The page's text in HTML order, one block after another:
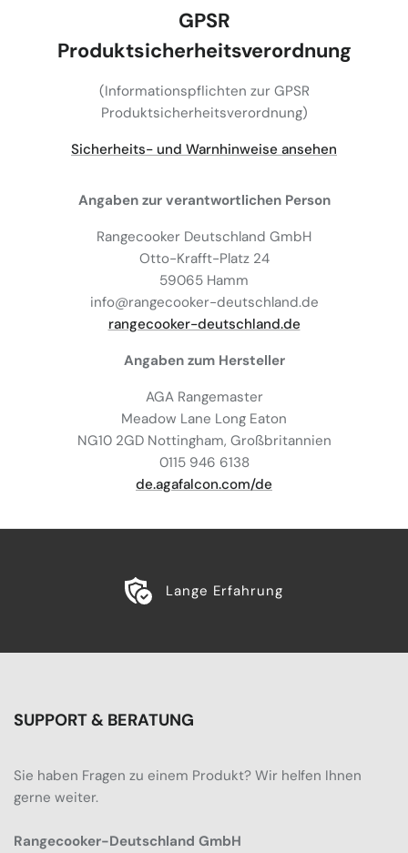
GPSR
Produktsicherheitsverordnung
(Informationspflichten zur GPSR
Produktsicherheitsverordnung)
Sicherheits- und Warnhinweise ansehen
Angaben zur verantwortlichen Person
Rangecooker Deutschland GmbH
Otto-Krafft-Platz 24
59065 Hamm
info@rangecooker-deutschland.de
rangecooker-deutschland.de
Angaben zum Hersteller
AGA Rangemaster
Meadow Lane Long Eaton
NG10 2GD Nottingham, Großbritannien
0115 946 6138
de.agafalcon.com/de
Lange Erfahrung
SUPPORT & BERATUNG
Sie haben Fragen zu einem Produkt? Wir helfen Ihnen
gerne weiter.
Rangecooker-Deutschland GmbH